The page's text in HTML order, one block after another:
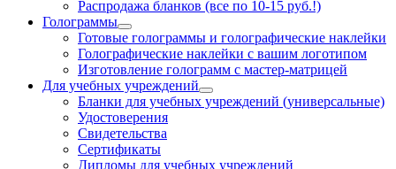
Распродажа бланков (все по 10-15 руб.!)
Голограммы
Готовые голограммы и голографические наклейки
Голографические наклейки с вашим логотипом
Изготовление голограмм с мастер-матрицей
Для учебных учреждений
Бланки для учебных учреждений (универсальные)
Удостоверения
Свидетельства
Сертификаты
Дипломы для учебных учреждений